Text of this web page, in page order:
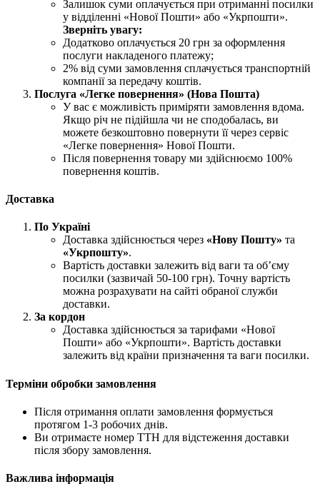
Залишок суми оплачується при отриманні посилки
у відділенні «Нової Пошти» або «Укрпошти».
Зверніть увагу:
Додатково оплачується 20 грн за оформлення
послуги накладеного платежу;
2% від суми замовлення сплачується транспортній
компанії за передачу коштів.
Послуга «Легке повернення» (Нова Пошта)
У вас є можливість приміряти замовлення вдома.
Якщо річ не підійшла чи не сподобалась, ви
можете безкоштовно повернути її через сервіс
«Легке повернення» Нової Пошти.
Після повернення товару ми здійснюємо 100%
повернення коштів.
Доставка
По Україні
Доставка здійснюється через «Нову Пошту» та
«Укрпошту».
Вартість доставки залежить від ваги та об’єму
посилки (зазвичай 50-100 грн). Точну вартість
можна розрахувати на сайті обраної служби
доставки.
За кордон
Доставка здійснюється за тарифами «Нової
Пошти» або «Укрпошти». Вартість доставки
залежить від країни призначення та ваги посилки.
Терміни обробки замовлення
Після отримання оплати замовлення формується
протягом 1-3 робочих днів.
Ви отримаєте номер ТТН для відстеження доставки
після збору замовлення.
Важлива інформація